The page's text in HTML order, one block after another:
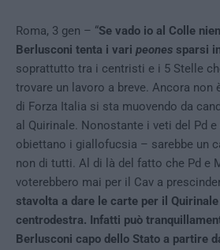
Roma, 3 gen – “Se vado io al Colle
Berlusconi tenta i vari peones sparsi
soprattutto tra i centristi e i 5 Stelle
trovare un lavoro a breve. Ancora non
di Forza Italia si sta muovendo da
al Quirinale. Nonostante i veti del Pd
obiettano i giallofucsia – sarebbe un
non di tutti. Al di là del fatto che Pd e
voterebbero mai per il Cav a
stavolta a dare le carte per il Quirinale
centrodestra. Infatti può
Berlusconi capo dello Stato a partire